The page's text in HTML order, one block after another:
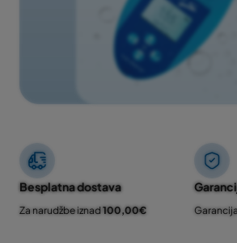
Besplatna dostava
Za narudžbe iznad 100,00€